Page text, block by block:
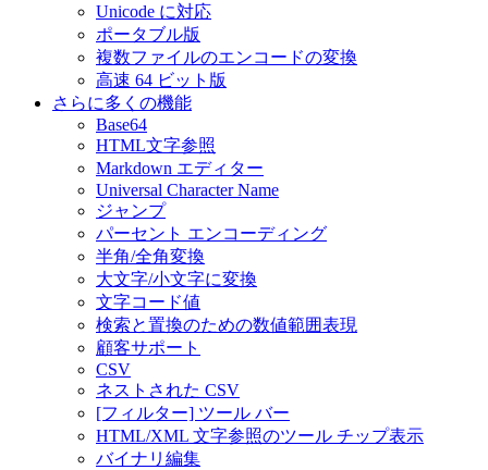
Unicode に対応
ポータブル版
複数ファイルのエンコードの変換
高速 64 ビット版
さらに多くの機能
Base64
HTML文字参照
Markdown エディター
Universal Character Name
ジャンプ
パーセント エンコーディング
半角/全角変換
大文字/小文字に変換
文字コード値
検索と置換のための数値範囲表現
顧客サポート
CSV
ネストされた CSV
[フィルター] ツール バー
HTML/XML 文字参照のツール チップ表示
バイナリ編集